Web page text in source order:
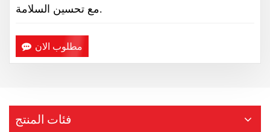
مع تحسين السلامة.
مطلوب الان
فئات المنتج